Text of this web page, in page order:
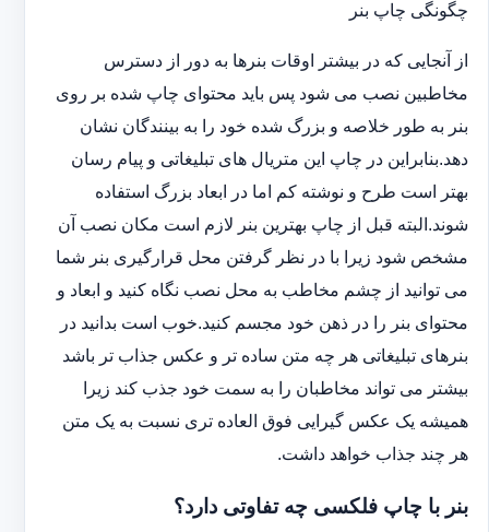
چگونگی چاپ بنر
از آنجایی که در بیشتر اوقات بنرها به دور از دسترس
مخاطبین نصب می شود پس باید محتوای چاپ شده بر روی
بنر به طور خلاصه و بزرگ شده خود را به بینندگان نشان
دهد.بنابراین در چاپ این متریال های تبلیغاتی و پیام رسان
بهتر است طرح و نوشته کم اما در ابعاد بزرگ استفاده
شوند.البته قبل از چاپ بهترین بنر لازم است مکان نصب آن
مشخص شود زیرا با در نظر گرفتن محل قرارگیری بنر شما
می توانید از چشم مخاطب به محل نصب نگاه کنید و ابعاد و
محتوای بنر را در ذهن خود مجسم کنید.خوب است بدانید در
بنرهای تبلیغاتی هر چه متن ساده تر و عکس جذاب تر باشد
بیشتر می تواند مخاطبان را به سمت خود جذب کند زیرا
همیشه یک عکس گیرایی فوق العاده تری نسبت به یک متن
هر چند جذاب خواهد داشت.
بنر با چاپ فلکسی چه تفاوتی دارد؟